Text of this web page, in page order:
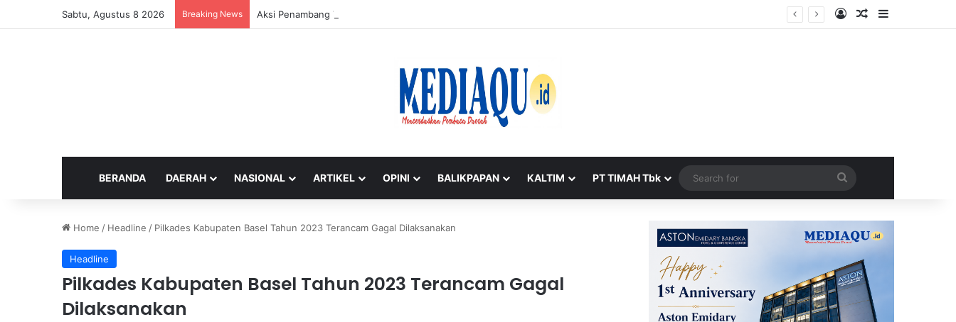
Sabtu, Agustus 8 2026 Breaking News Aksi Penambang Timah di Belitung Mengemuka, Bambang Patijaya Dorong Perpres Segera Terbit Log InRandom Article
Sidebar
BERANDA DAERAH NASIONAL ARTIKEL OPINI BALIKPAPAN KALTIM PT TIMAH Tbk
for
Home / Headline / Pilkades Kabupaten Basel Tahun 2023 Terancam Gagal Dilaksanakan
Headline
Pilkades Kabupaten Basel Tahun 2023 Terancam Gagal
Dilaksanakan